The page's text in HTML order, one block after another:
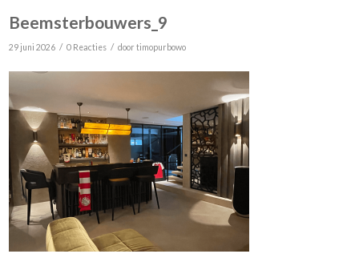
Beemsterbouwers_9
29 juni 2026 / 0 Reacties / doortimopurbowo